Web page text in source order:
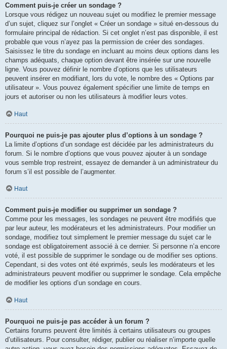
Comment puis-je créer un sondage ?
Lorsque vous rédigez un nouveau sujet ou modifiez le premier message
d’un sujet, cliquez sur l’onglet « Créer un sondage » situé en-dessous du
formulaire principal de rédaction. Si cet onglet n’est pas disponible, il est
probable que vous n’ayez pas la permission de créer des sondages.
Saisissez le titre du sondage en incluant au moins deux options dans les
champs adéquats, chaque option devant être insérée sur une nouvelle
ligne. Vous pouvez définir le nombre d’options que les utilisateurs
peuvent insérer en modifiant, lors du vote, le nombre des « Options par
utilisateur ». Vous pouvez également spécifier une limite de temps en
jours et autoriser ou non les utilisateurs à modifier leurs votes.
Haut
Pourquoi ne puis-je pas ajouter plus d’options à un sondage ?
La limite d’options d’un sondage est décidée par les administrateurs du
forum. Si le nombre d’options que vous pouvez ajouter à un sondage
vous semble trop restreint, essayez de demander à un administrateur du
forum s’il est possible de l’augmenter.
Haut
Comment puis-je modifier ou supprimer un sondage ?
Comme pour les messages, les sondages ne peuvent être modifiés que
par leur auteur, les modérateurs et les administrateurs. Pour modifier un
sondage, modifiez tout simplement le premier message du sujet car le
sondage est obligatoirement associé à ce dernier. Si personne n’a encore
voté, il est possible de supprimer le sondage ou de modifier ses options.
Cependant, si des votes ont été exprimés, seuls les modérateurs et les
administrateurs peuvent modifier ou supprimer le sondage. Cela empêche
de modifier les options d’un sondage en cours.
Haut
Pourquoi ne puis-je pas accéder à un forum ?
Certains forums peuvent être limités à certains utilisateurs ou groupes
d’utilisateurs. Pour consulter, rédiger, publier ou réaliser n’importe quelle